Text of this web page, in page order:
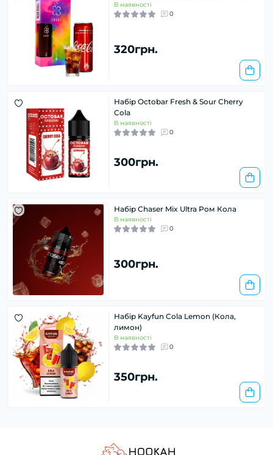
В наявності
0
320грн.
Набір Octobar Fresh & Sour Cherry
Cola
В наявності
0
300грн.
Набір Chaser Mix Ultra Ром Кола
В наявності
0
300грн.
Набір Kayfun Cola Lemon (Кола,
лимон)
В наявності
0
350грн.